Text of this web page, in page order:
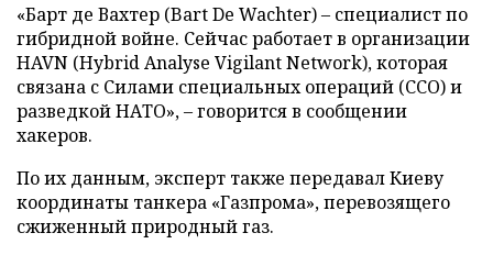
«Барт де Вахтер (Bart De Wachter) – специалист по
гибридной войне. Сейчас работает в организации
HAVN (Hybrid Analyse Vigilant Network), которая
связана с Силами специальных операций (ССО) и
разведкой НАТО», – говорится в сообщении
хакеров.
По их данным, эксперт также передавал Киеву
координаты танкера «Газпрома», перевозящего
сжиженный природный газ.